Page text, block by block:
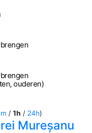
ouderen)
/ 1h / 24h)
Mureșanu